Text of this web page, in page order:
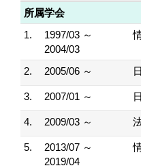
所属学会
1.
1997/03 ～
2004/03
2. 2005/06 ～
3. 2007/01 ～
4. 2009/03 ～
5.
2013/07 ～
2019/04